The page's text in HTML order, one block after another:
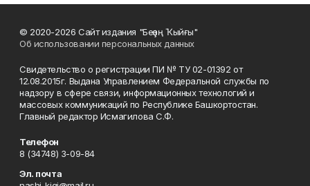
© 2020-2026 Сайт издания "Беҙҙең Ҡыйғы"
Об использовании персональных данных
Свидетельство о регистрации ПИ № ТУ 02-01392 от
12.08.2015г. Выдана Управлением Федеральной службы по
надзору в сфере связи, информационных технологий и
массовых коммуникаций по Республике Башкортостан.
Главный редактор Исмагилова С.Ф.
Телефон
8 (34748) 3-09-84
Эл. почта